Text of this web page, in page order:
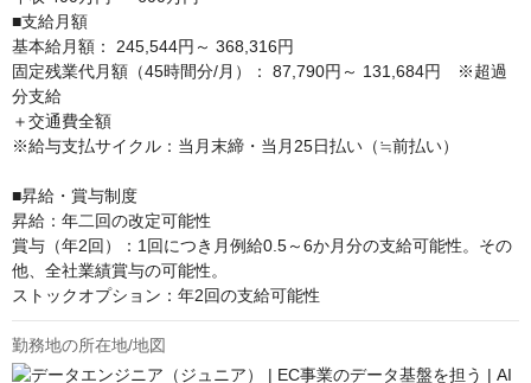
■支給月額
基本給月額： 245,544円～ 368,316円
固定残業代月額（45時間分/月）： 87,790円～ 131,684円　※超過
分支給
＋交通費全額
※給与支払サイクル：当月末締・当月25日払い（≒前払い）
■昇給・賞与制度
昇給：年二回の改定可能性
賞与（年2回）：1回につき月例給0.5～6か月分の支給可能性。その
他、全社業績賞与の可能性。
ストックオプション：年2回の支給可能性
勤務地の所在地/地図